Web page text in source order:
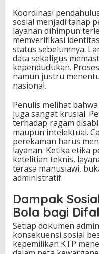
Koordinasi
sosial menjadi tahap
layanan dihimpun
memverifikasi
status sebelumnya.
data sekaligus
kependudukan.
namun justru
nasional.
Penulis melihat
juga sangat krusial.
terhadap ragam
maupun intelektual.
perekaman harus
layanan. Ketika etika
ketelitian teknis,
terasa manusiawi,
administratif.
Dampak
Bola bagi
Setiap dokumen
konsekuensi sosial
kepemilikan KTP